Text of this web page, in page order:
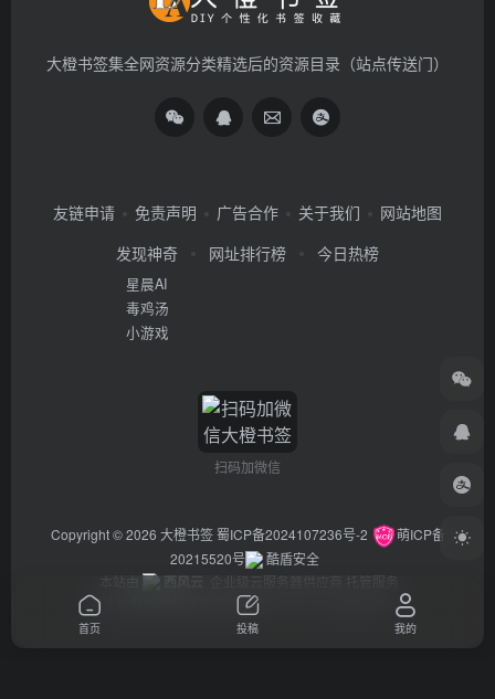
大橙书签集全网资源分类精选后的资源目录（站点传送门）
友链申请 免责声明 广告合作 关于我们
网站地图
发现神奇
星晨AI
毒鸡汤
小游戏
网址排行榜 今日热榜
扫码加微信
Copyright © 2026 大橙书签 蜀ICP备2024107236号-2
萌ICP备
20215520号
酷盾安全
本站由
西风云 企业级云服务器供应商 托管服务
违法举报/投稿等事物联系邮箱：arch_chen@qq.com
首页 投稿 我的